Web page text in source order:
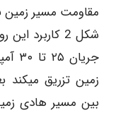
مقاومت مسیر زمین
شکل 2
زمین تزریق میکند
بین مسیر هادی